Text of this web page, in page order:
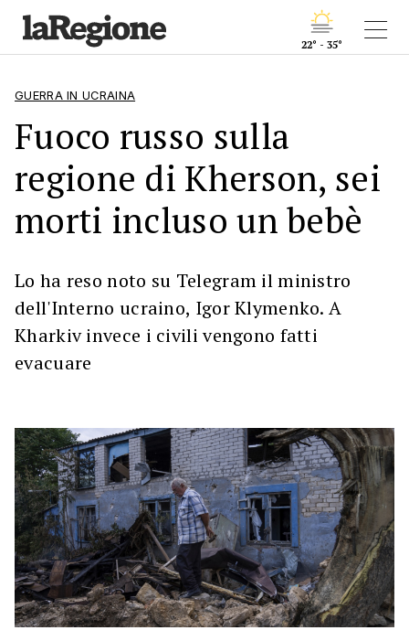
22° - 35°
GUERRA IN UCRAINA
Fuoco russo sulla
regione di Kherson, sei
morti incluso un bebè
Lo ha reso noto su Telegram il ministro
dell'Interno ucraino, Igor Klymenko. A
Kharkiv invece i civili vengono fatti
evacuare